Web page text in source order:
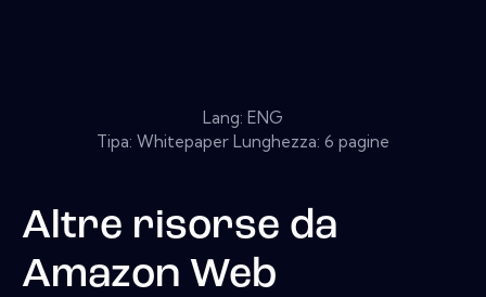
Lang: ENG
Tipa: Whitepaper Lunghezza: 6 pagine
Altre risorse da
Amazon Web